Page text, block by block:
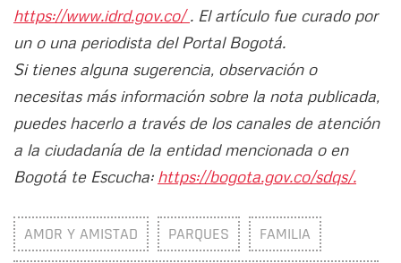
https://www.idrd.gov.co/. El artículo fue curado por
un o una periodista del Portal Bogotá.
Si tienes alguna sugerencia, observación o
necesitas más información sobre la nota publicada,
puedes hacerlo a través de los canales de atención
a la ciudadanía de la entidad mencionada o en
Bogotá te Escucha: https://bogota.gov.co/sdqs/.
AMOR Y AMISTAD PARQUES FAMILIA